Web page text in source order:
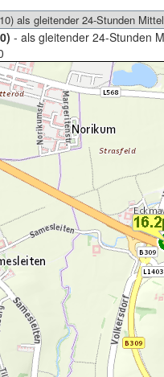
- als gleitender 24-Stunden